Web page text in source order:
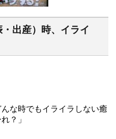
出産）時、イライ
な時でもイライラしない癒
？」